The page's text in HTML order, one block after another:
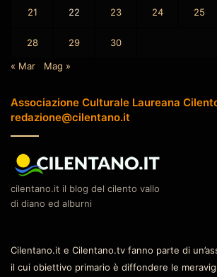
21 22 23 24 25
28 29 30
« Mar Mag »
Associazione Culturale Laureana
redazione@cilentano.it
cilentano.it il blog del cilento vallo
di diano ed alburni
Cilentano.it e Cilentano.tv fanno parte di
il cui obiettivo primario è diffondere le